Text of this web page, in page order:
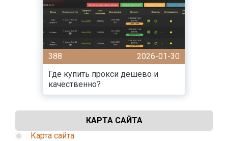
388
2026-01-30
Где купить прокси дешево и
качественно?
КАРТА САЙТА
Карта сайта